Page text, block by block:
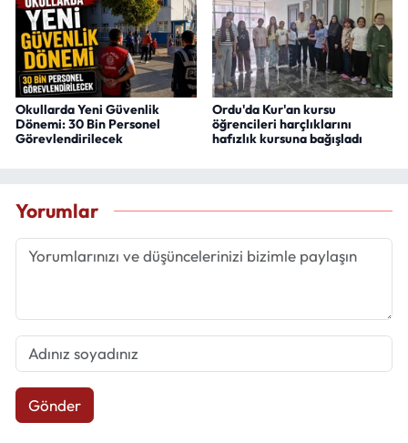
Okullarda Yeni Güvenlik
Dönemi: 30 Bin Personel
Görevlendirilecek
Ordu'da Kur'an kursu
öğrencileri harçlıklarını
hafızlık kursuna bağışladı
Yorumlar
Gönder